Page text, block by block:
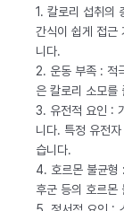
1. 칼로리 섭취의
간식이 쉽게 접근
니다.
2. 운동 부족 : 적
은 칼로리 소모를
3. 유전적 요인 :
니다. 특정 유전
습니다.
4. 호르몬 불균형
후군 등의 호르몬